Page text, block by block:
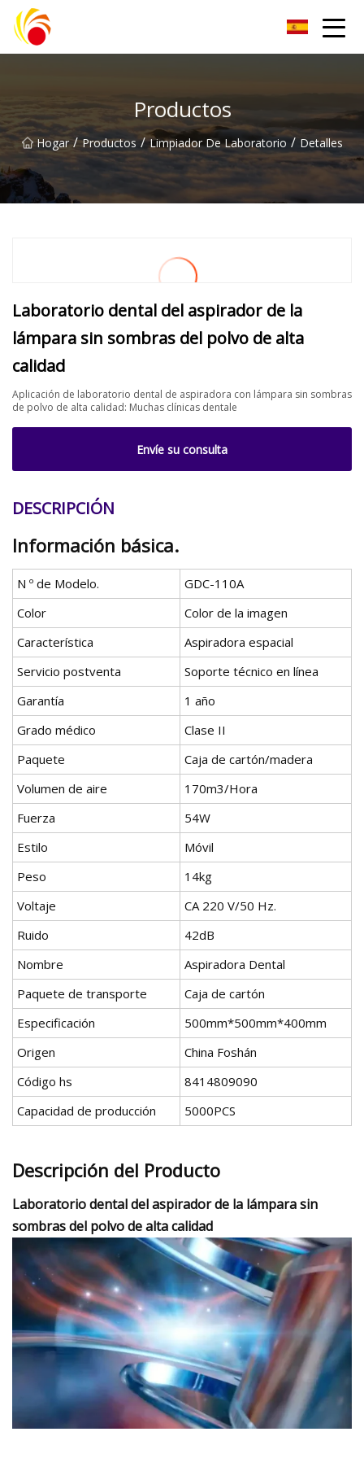
Artículos de laboratorio de plástico Co., Ltd de Wuxi
Productos
Hogar / Productos / Limpiador De Laboratorio / Detalles
Laboratorio dental del aspirador de la
lámpara sin sombras del polvo de alta
calidad
Aplicación de laboratorio dental de aspiradora con lámpara sin sombras
de polvo de alta calidad: Muchas clínicas dentale
Envíe su consulta
DESCRIPCIÓN
Información básica.
N º de Modelo.
GDC-110A
Color
Color de la imagen
Característica
Aspiradora espacial
Servicio postventa
Soporte técnico en línea
Garantía
1 año
Grado médico
Clase II
Paquete
Caja de cartón/madera
Volumen de aire
170m3/Hora
Fuerza
54W
Estilo
Móvil
Peso
14kg
Voltaje
CA 220 V/50 Hz.
Ruido
42dB
Nombre
Aspiradora Dental
Paquete de transporte
Caja de cartón
Especificación
500mm*500mm*400mm
Origen
China Foshán
Código hs
8414809090
Capacidad de producción
5000PCS
Descripción del Producto
Laboratorio dental del aspirador de la lámpara sin
sombras del polvo de alta calidad